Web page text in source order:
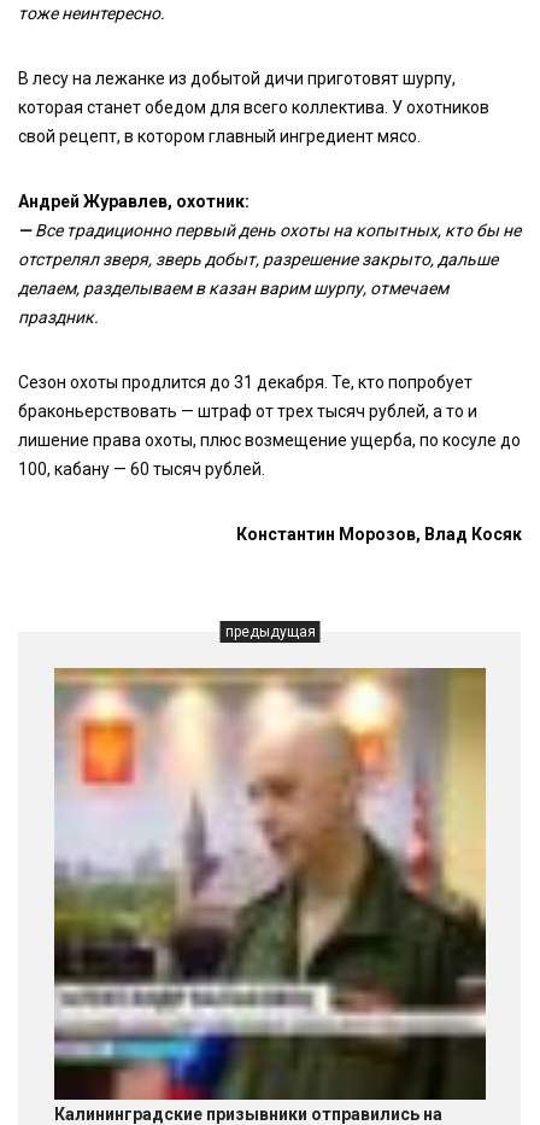
тоже неинтересно.
В лесу на лежанке из добытой дичи приготовят шурпу,
которая станет обедом для всего коллектива. У охотников
свой рецепт, в котором главный ингредиент мясо.
Андрей Журавлев, охотник:
—Все традиционно первый день охоты на копытных, кто бы не
отстрелял зверя, зверь добыт, разрешение закрыто, дальше
делаем, разделываем в казан варим шурпу, отмечаем
праздник.
Сезон охоты продлится до 31 декабря. Те, кто попробует
браконьерствовать — штраф от трех тысяч рублей, а то и
лишение права охоты, плюс возмещение ущерба, по косуле до
100, кабану — 60 тысяч рублей.
Константин Морозов, Влад Косяк
предыдущая
Калининградские призывники отправились на